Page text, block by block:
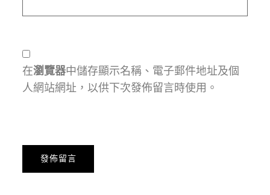
在瀏覽器中儲存顯示名稱、電子郵件地址及個
人網站網址，以供下次發佈留言時使用。